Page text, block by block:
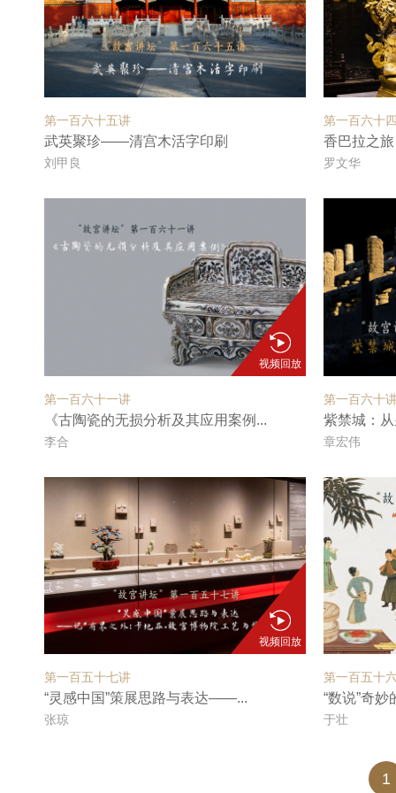
第一百六十五讲
武英聚珍——清宫木活字印刷
刘甲良
第一百六十
香巴拉之
罗文华
视频回放
第一百六十一讲
《古陶瓷的无损分析及其应用案例...
李合
第一百六十
紫禁城：
章宏伟
视频回放
第一百五十七讲
“灵感中国”策展思路与表达——...
张琼
第一百五十
“数说”奇妙
于壮
1